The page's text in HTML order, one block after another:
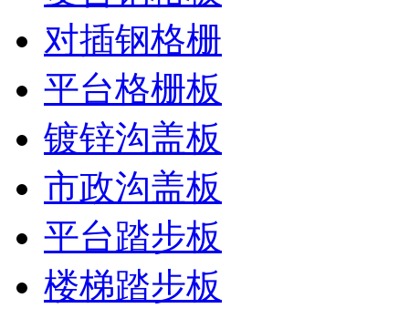
对插钢格栅
平台格栅板
镀锌沟盖板
市政沟盖板
平台踏步板
楼梯踏步板